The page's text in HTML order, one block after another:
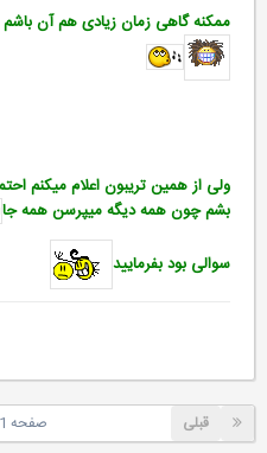
ممکنه گاهی زمان زیادی هم آن باشم
ولی از همین تریبون اعلام میکنم
بشم چون همه دیگه میپرسن همه جا
سوالی بود بفرمایید
قبلی صفحه 1 از 10